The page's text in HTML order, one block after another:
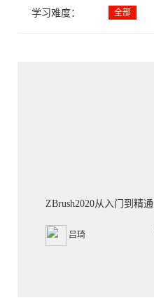
学习难度： 全部
ZBrush2020从入门到精通
吕琦